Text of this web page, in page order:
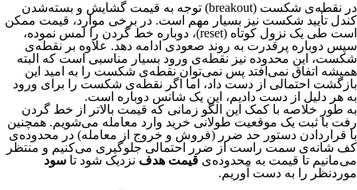
در نقطه‌ی شکست (breakout) توجه به قیمت گشایش و بسته‌شدن
کندل تأیید شکست نیز بسیار مهم است. در برخی موارد، قیمت ممکن
است طی یک نزول کوتاه (reset)، دوباره خط گردن را لمس نموده،
سپس دوباره پرقدرت به روند صعودی ادامه دهد. علاوه بر نقطه‌ی
شکست، این محدوده نیز نقطه‌ی ورود بسیار مناسبی است که البته
همیشه اتفاق نمی‌افتد پس نمی‌توان نقطه‌ی شکست را به امید این
بازگشت احتمالی از دست داد، اما اگر نقطه‌ی شکست را برای ورود
به هر دلیل از دست دادیم، این یک شانس دوباره است.
به طور خلاصه با کمک این الگو زمانی که قیمت بالاتر از خط گردن
رفت با ثبت یک موقعیت طولانی خرید وارد معامله می‌شویم. همچنین
با قراردادن دستور حد ضرر (فروش و خروج از معامله) در محدوده‌ی
کف شانه‌ی سمت راست از ضرر احتمالی جلوگیری می‌کنیم و منتظر
می‌مانیم تا قیمت به محدوده‌ی قیمت هدف نزدیک شود تا سود
موردنظر را به دست آوریم.